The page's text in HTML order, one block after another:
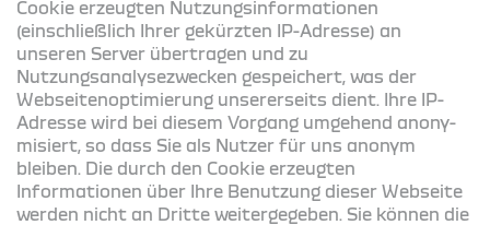
Cookie erzeugten Nutzungsinformationen
(einschließlich Ihrer gekürzten IP-Adresse) an
unseren Server übertragen und zu
Nutzungsanalysezwecken gespeichert, was der
Webseitenoptimierung unsererseits dient. Ihre IP-
Adresse wird bei diesem Vorgang umge­hend anony­
mi­siert, so dass Sie als Nutzer für uns anonym
bleiben. Die durch den Cookie erzeugten
Informationen über Ihre Benutzung dieser Webseite
werden nicht an Dritte weitergegeben. Sie können die